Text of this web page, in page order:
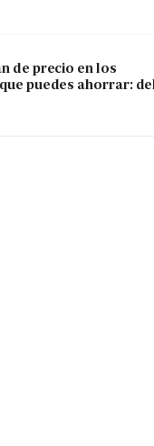
de precio en los
puedes ahorrar: